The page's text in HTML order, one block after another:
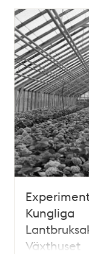
Kungliga
Växthuset